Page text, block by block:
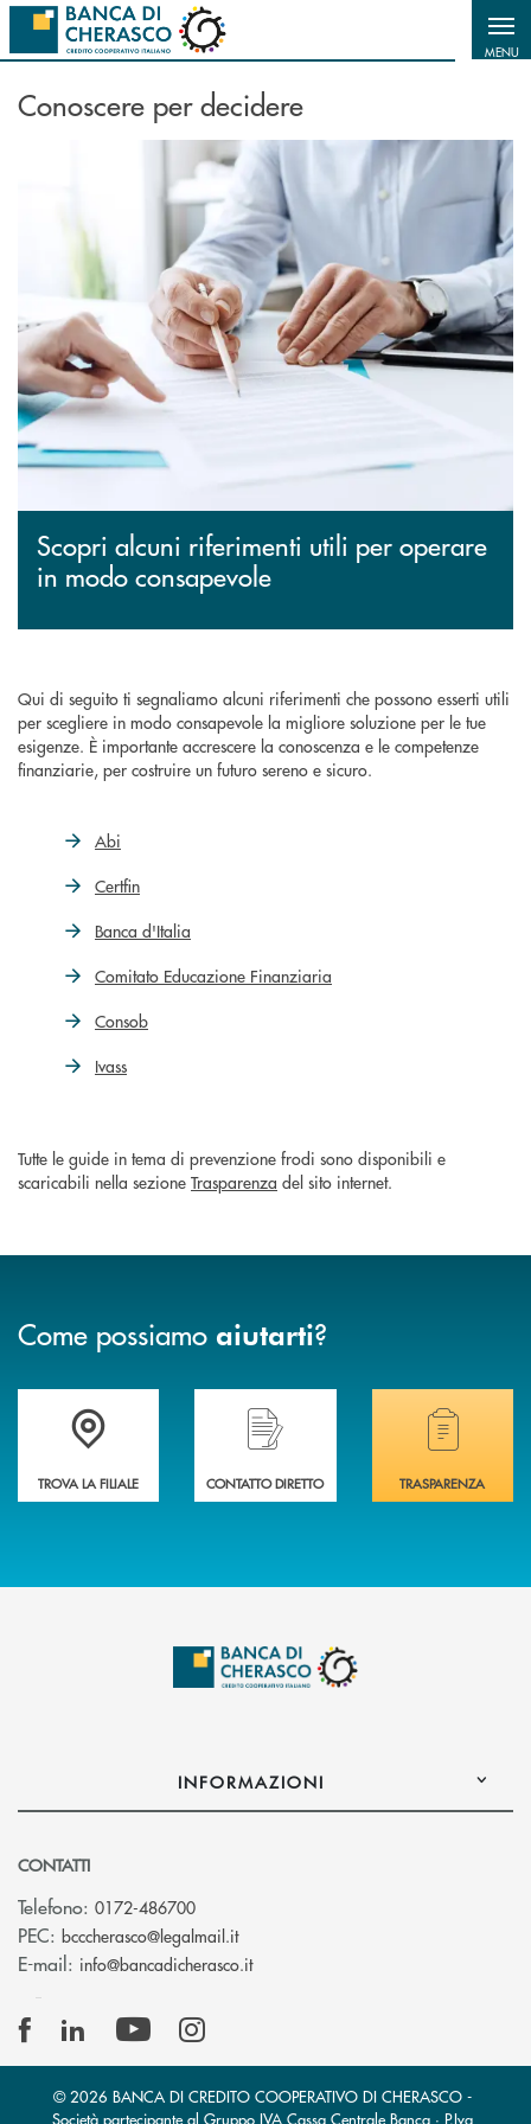
Salta al contenuto principale
MENU
Conoscere per decidere
Scopri alcuni riferimenti utili per operare
in modo consapevole
Qui di seguito ti segnaliamo alcuni riferimenti che possono esserti utili
per scegliere in modo consapevole la migliore soluzione per le tue
esigenze. È importante accrescere la conoscenza e le competenze
finanziarie, per costruire un futuro sereno e sicuro.
Abi
Certfin
Banca d'Italia
Comitato Educazione Finanziaria
Consob
Ivass
Tutte le guide in tema di prevenzione frodi sono disponibili e
scaricabili nella sezione Trasparenza del sito internet.
Come possiamo aiutarti?
Accedi all' elenco completo delle filiali .
TROVA LA FILIALE
Hai bisogno di assistenza immediata?
CONTATTO DIRETTO
Hai bisogno di
TRASPARENZA
INFORMAZIONI
CONTATTI
Telefono: 0172-486700
PEC: bcccherasco@legalmail.it(si apre l’app di posta elettronica)
E-mail: info@bancadicherasco.it(si apre l’app di posta elettronica)
© 2026 BANCA DI CREDITO COOPERATIVO DI CHERASCO -
Società partecipante al Gruppo IVA Cassa Centrale Banca · P.Iva